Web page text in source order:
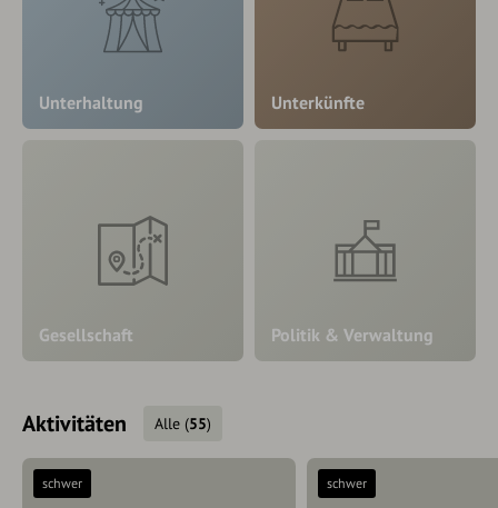
Unterhaltung Unterkünfte
Gesellschaft Politik & Verwaltung
Aktivitäten Alle (55)
schwer schwer